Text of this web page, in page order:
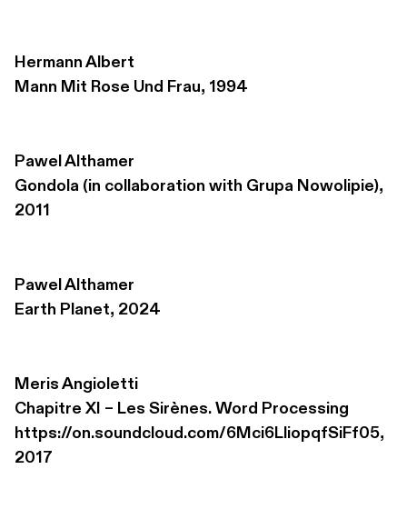
Hermann Albert
Mann Mit Rose Und Frau, 1994
Pawel Althamer
Gondola (in collaboration with Grupa Nowolipie),
2011
Pawel Althamer
Earth Planet, 2024
Meris Angioletti
Chapitre XI – Les Sirènes. Word Processing
https://on.soundcloud.com/6Mci6LliopqfSiFf05,
2017